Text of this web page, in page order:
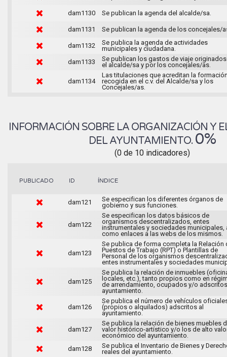
dam1130 Se publican la agenda del alcalde/sa.
dam1131 Se publican la agenda de los concejales/
dam1132
Se publica la agenda de actividades
municipales y ciudadana.
dam1133
Se publican los gastos de viaje
el alcalde/sa y por los concejales/as.
dam1134
Las titulaciones que acreditan la
recogida en el c.v. del Alcalde/sa y los
Concejales/as.
INFORMACIÓN SOBRE LA ORGANIZACIÓN Y
DEL AYUNTAMIENTO. 0%
(0 de 10 indicadores)
PUBLICADO ID ÍNDICE
dam121
Se especifican los diferentes órganos de
gobierno y sus funciones.
dam122
Se especifican los datos básicos de
organismos descentralizados, entes
instrumentales y sociedades municipales,
como enlaces a las webs de los mismos.
dam123
Se publica de forma completa la Relación
Puestos de Trabajo (RPT) o Plantillas de
Personal de los organismos
entes instrumentales y sociedades
dam125
Se publica la relación de inmuebles
locales, etc.), tanto propios como en
de arrendamiento, ocupados y/o
ayuntamiento.
dam126
Se publica el número de vehículos
(propios o alquilados) adscritos al
ayuntamiento.
dam127
Se publica la relación de bienes muebles
valor histórico-artístico y/o los de alto
económico del ayuntamiento.
dam128
Se publica el Inventario de Bienes y
reales del ayuntamiento.